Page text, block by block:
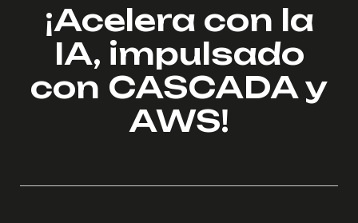
¡Acelera con la
IA, impulsado
con CASCADA y
AWS!